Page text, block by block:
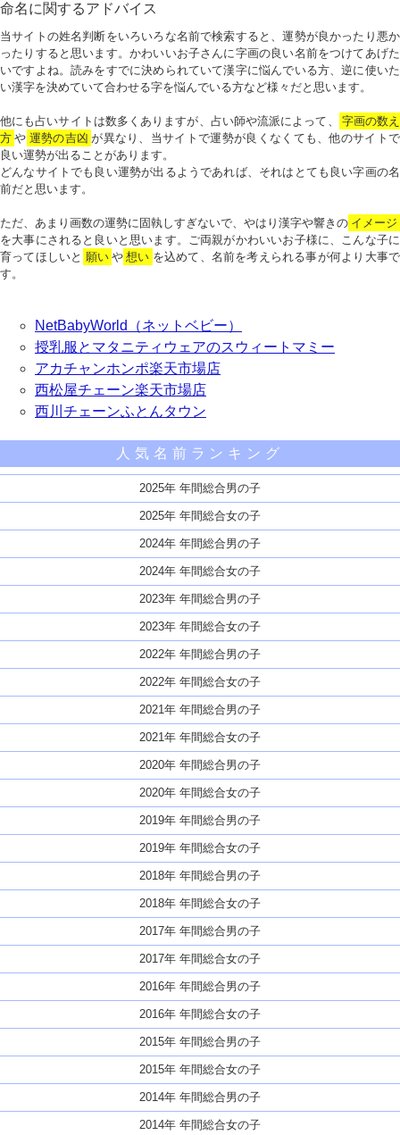
命名に関するアドバイス
当サイトの姓名判断をいろいろな名前で検索すると、運勢が良かったり悪か
ったりすると思います。かわいいお子さんに字画の良い名前をつけてあげた
いですよね。読みをすでに決められていて漢字に悩んでいる方、逆に使いた
い漢字を決めていて合わせる字を悩んでいる方など様々だと思います。
他にも占いサイトは数多くありますが、占い師や流派によって、
字画の数え
方 や 運勢の吉凶 が異なり、当サイトで運勢が良くなくても、他のサイトで
良い運勢が出ることがあります。
どんなサイトでも良い運勢が出るようであれば、それはとても良い字画の名
前だと思います。
ただ、あまり画数の運勢に固執しすぎないで、やはり漢字や響きの イメージ
を大事にされると良いと思います。ご両親がかわいいお子様に、こんな子に
育ってほしいと 願い や 想い を込めて、名前を考えられる事が何より大事で
す。
NetBabyWorld（ネットベビー）
授乳服とマタニティウェアのスウィートマミー
アカチャンホンポ楽天市場店
西松屋チェーン楽天市場店
西川チェーンふとんタウン
人気名前ランキング
2025年 年間総合男の子
2025年 年間総合女の子
2024年 年間総合男の子
2024年 年間総合女の子
2023年 年間総合男の子
2023年 年間総合女の子
2022年 年間総合男の子
2022年 年間総合女の子
2021年 年間総合男の子
2021年 年間総合女の子
2020年 年間総合男の子
2020年 年間総合女の子
2019年 年間総合男の子
2019年 年間総合女の子
2018年 年間総合男の子
2018年 年間総合女の子
2017年 年間総合男の子
2017年 年間総合女の子
2016年 年間総合男の子
2016年 年間総合女の子
2015年 年間総合男の子
2015年 年間総合女の子
2014年 年間総合男の子
2014年 年間総合女の子